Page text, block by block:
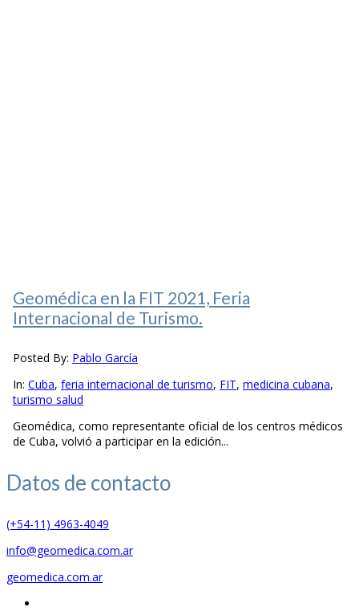
Geomédica en la FIT 2021, Feria
Internacional de Turismo.
Posted By: Pablo García
In: Cuba, feria internacional de turismo, FIT, medicina cubana,
turismo salud
Geomédica, como representante oficial de los centros médicos
de Cuba, volvió a participar en la edición...
Datos de contacto
(+54-11) 4963-4049
info@geomedica.com.ar
geomedica.com.ar